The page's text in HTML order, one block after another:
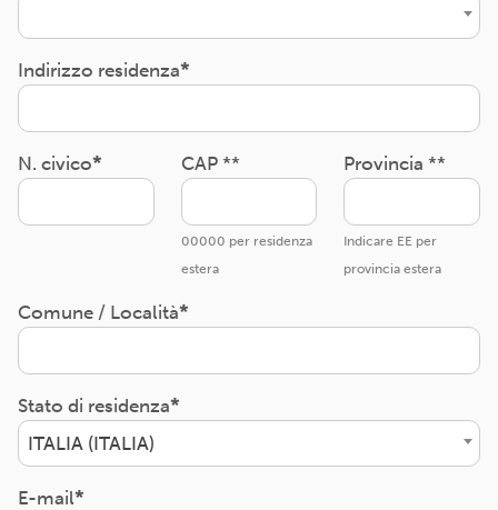
Indirizzo residenza
N. civico CAP **
00000 per residenza
estera
Provincia **
Indicare EE per
provincia estera
Comune / Località
Stato di residenza
ITALIA (ITALIA)
E-mail